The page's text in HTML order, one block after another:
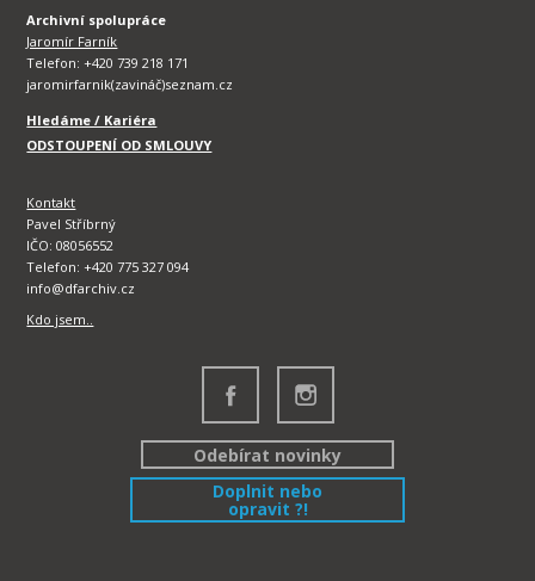
Archivní spolupráce
Jaromír Farník
Telefon: +420 739 218 171
jaromirfarnik(zavináč)seznam.cz
Hledáme / Kariéra
ODSTOUPENÍ OD SMLOUVY
Kontakt
Pavel Stříbrný
IČO: 08056552
Telefon: +420 775 327 094
info@dfarchiv.cz
Kdo jsem..
Odebírat novinky
Doplnit nebo
opravit ?!